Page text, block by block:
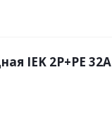
IEK 2P+PE 32А